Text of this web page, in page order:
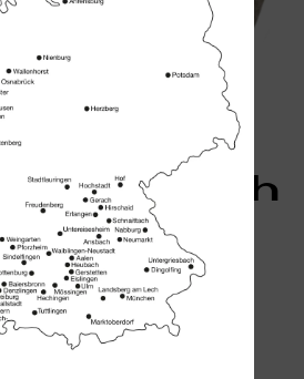
Sie auch
zum Thema
finden Sie hier: